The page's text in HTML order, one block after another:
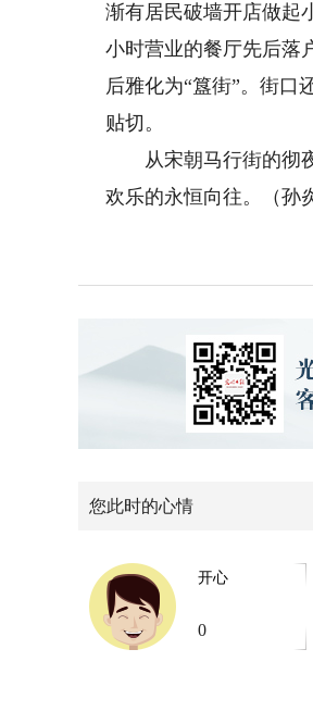
渐有居民破墙开店做起
小时营业的餐厅先后落
后雅化为“簋街”。街口
贴切。
从宋朝马行街的彻夜
欢乐的永恒向往。（孙
您此时的心情
开心
0